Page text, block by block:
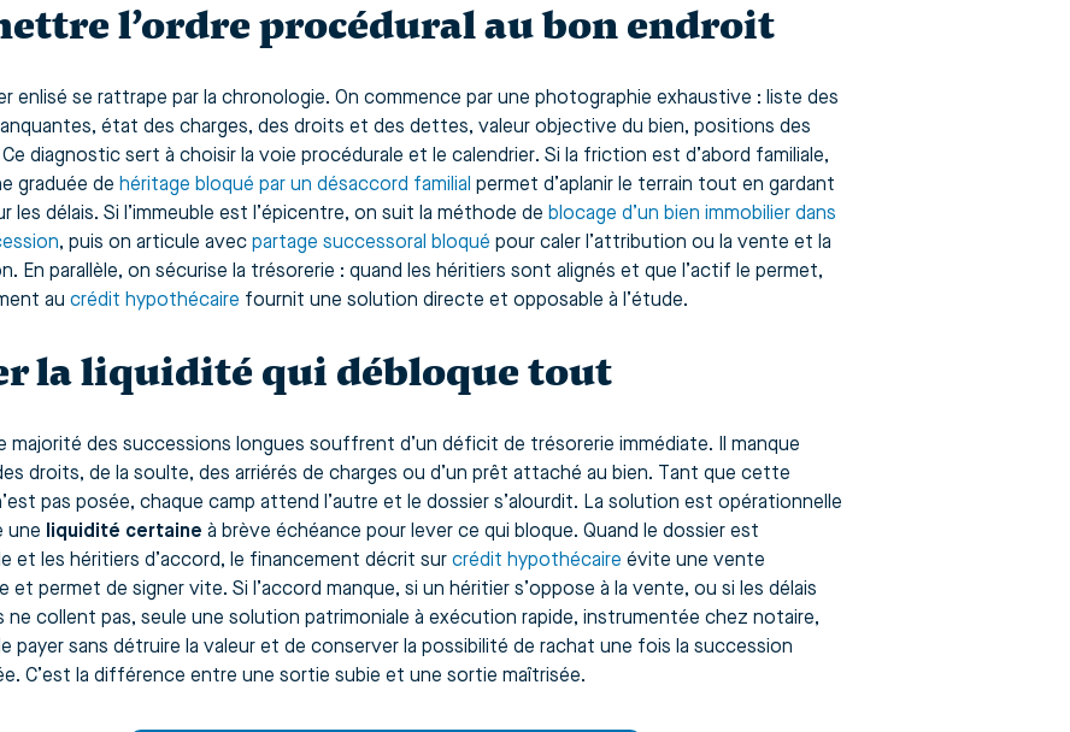
l’ordre procédural au bon endroit
enlisé se rattrape par la chronologie. On commence par une photographie exhaustive : liste des
état des charges, des droits et des dettes, valeur objective du bien, positions des
diagnostic sert à choisir la voie procédurale et le calendrier. Si la friction est d’abord familiale,
graduée de héritage bloqué par un désaccord familial permet d’aplanir le terrain tout en gardant
les délais. Si l’immeuble est l’épicentre, on suit la méthode de blocage d’un bien immobilier dans
, puis on articule avec partage successoral bloqué pour caler l’attribution ou la vente et la
En parallèle, on sécurise la trésorerie : quand les héritiers sont alignés et que l’actif le permet,
au crédit hypothécaire fournit une solution directe et opposable à l’étude.
la liquidité qui débloque tout
majorité des successions longues souffrent d’un déficit de trésorerie immédiate. Il manque
droits, de la soulte, des arriérés de charges ou d’un prêt attaché au bien. Tant que cette
pas posée, chaque camp attend l’autre et le dossier s’alourdit. La solution est opérationnelle
une
liquidité certaine à brève échéance pour lever ce qui bloque. Quand le dossier est
et les héritiers d’accord, le financement décrit sur crédit hypothécaire évite une vente
et permet de signer vite. Si l’accord manque, si un héritier s’oppose à la vente, ou si les délais
ne collent pas, seule une solution patrimoniale à exécution rapide, instrumentée chez notaire,
payer sans détruire la valeur et de conserver la possibilité de rachat une fois la succession
C’est la différence entre une sortie subie et une sortie maîtrisée.